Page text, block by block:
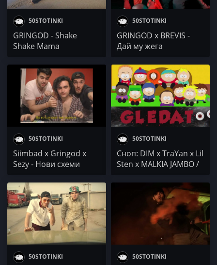
50STOTINKI
GRINGOD - Shake
Shake Mama
50STOTINKI
GRINGOD x BREVIS -
Дай му жега
50STOTINKI
Siimbad x Gringod x
Sezy - Нови схеми
50STOTINKI
Сноп: DIM x TraYan x Lil
Sten x MALKIA JAMBO /
Slaninata
50STOTINKI 50STOTINKI